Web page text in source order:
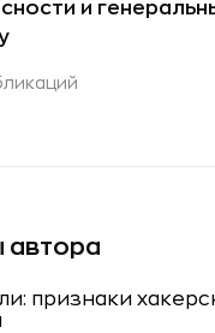
автора
и